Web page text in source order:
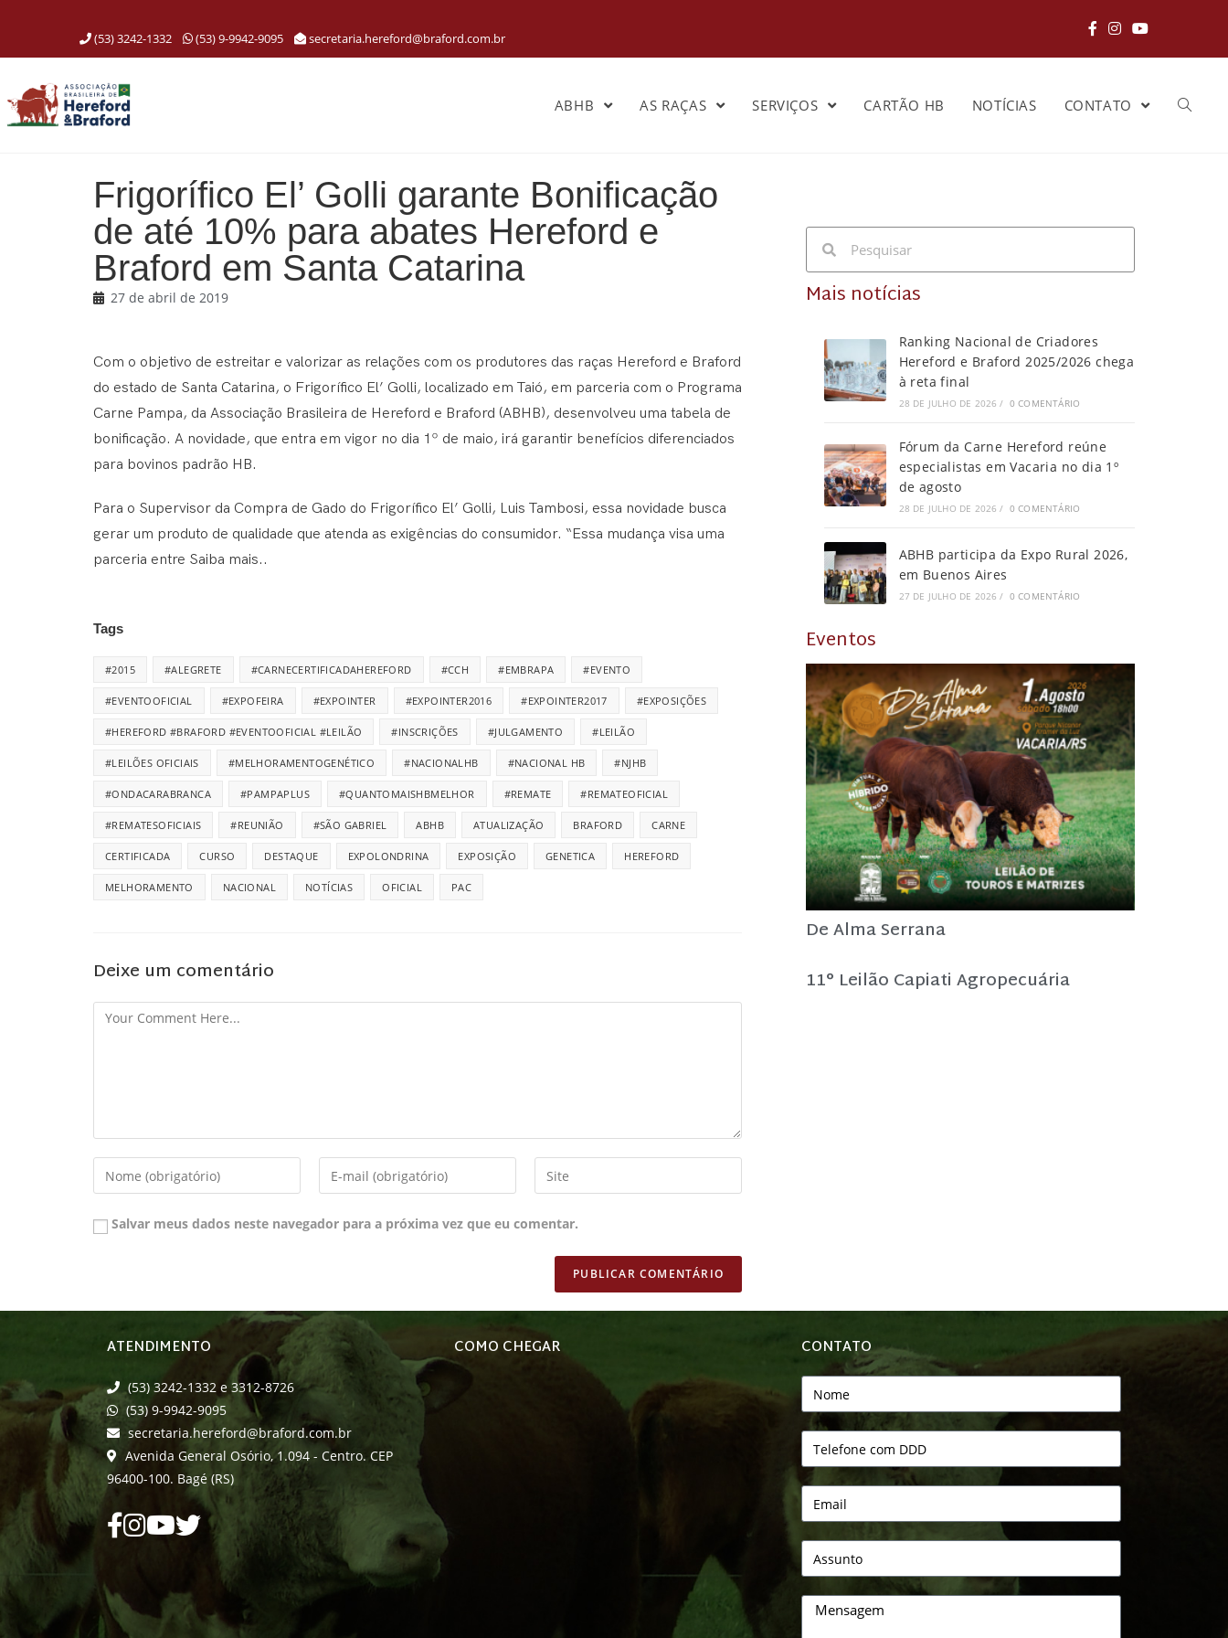
(53) 3242-1332 (53) 9-9942-9095 secretaria.hereford@braford.com.br
ABHB AS RAÇAS SERVIÇOS CARTÃO HB NOTÍCIAS CONTATO
Frigorífico El’ Golli garante Bonificação
de até 10% para abates Hereford e
Braford em Santa Catarina
27 de abril de 2019
Com o objetivo de estreitar e valorizar as relações com os produtores das raças Hereford e Braford
do estado de Santa Catarina, o Frigorífico El’ Golli, localizado em Taió, em parceria com o Programa
Carne Pampa, da Associação Brasileira de Hereford e Braford (ABHB), desenvolveu uma tabela de
bonificação. A novidade, que entra em vigor no dia 1º de maio, irá garantir benefícios diferenciados
para bovinos padrão HB.
Para o Supervisor da Compra de Gado do Frigorífico El’ Golli, Luis Tambosi, essa novidade busca
gerar um produto de qualidade que atenda as exigências do consumidor. “Essa mudança visa uma
parceria entre Saiba mais..
Tags
#2015 #ALEGRETE #CARNECERTIFICADAHEREFORD #CCH #EMBRAPA #EVENTO
#EVENTOOFICIAL #EXPOFEIRA #EXPOINTER #EXPOINTER2016 #EXPOINTER2017 #EXPOSIÇÕES
#HEREFORD #BRAFORD #EVENTOOFICIAL #LEILÃO #INSCRIÇÕES #JULGAMENTO #LEILÃO
#LEILÕES OFICIAIS #MELHORAMENTOGENÉTICO #NACIONALHB #NACIONAL HB #NJHB
#ONDACARABRANCA #PAMPAPLUS #QUANTOMAISHBMELHOR #REMATE #REMATEOFICIAL
#REMATESOFICIAIS #REUNIÃO #SÃO GABRIEL ABHB ATUALIZAÇÃO BRAFORD CARNE
CERTIFICADA CURSO DESTAQUE EXPOLONDRINA EXPOSIÇÃO GENETICA HEREFORD
MELHORAMENTO NACIONAL NOTÍCIAS OFICIAL PAC
Deixe um comentário
Salvar meus dados neste navegador para a próxima vez que eu comentar.
Mais notícias
Ranking Nacional de Criadores
Hereford e Braford 2025/2026 chega
à reta final
28 DE JULHO DE 2026 / 0 COMENTÁRIO
Fórum da Carne Hereford reúne
especialistas em Vacaria no dia 1º
de agosto
28 DE JULHO DE 2026 / 0 COMENTÁRIO
ABHB participa da Expo Rural 2026,
em Buenos Aires
27 DE JULHO DE 2026 / 0 COMENTÁRIO
Eventos
De Alma Serrana
11° Leilão Capiati Agropecuária
ATENDIMENTO
(53) 3242-1332 e 3312-8726
(53) 9-9942-9095
secretaria.hereford@braford.com.br
Avenida General Osório, 1.094 - Centro. CEP
96400-100. Bagé (RS)
COMO CHEGAR CONTATO